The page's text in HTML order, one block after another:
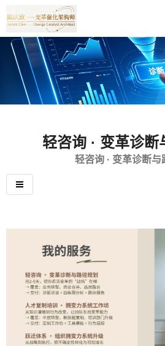
轻咨询 · 变革诊断
轻咨询 · 变革诊断与